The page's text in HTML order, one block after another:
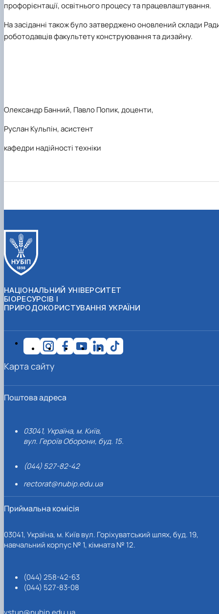
профорієнтації, освітнього процесу та працевлаштування.
На засіданні також було затверджено оновлений склади
роботодавців факультетуконструювання та дизайну.
Олександр Банний, Павло Попик, доценти,
Руслан Кульпін, асистент
кафедри надійності техніки
НАЦІОНАЛЬНИЙ УНІВЕРСИТЕТ
БІОРЕСУРСІВ І
ПРИРОДОКОРИСТУВАННЯ УКРАЇНИ
Поштова адреса
03041, Україна, м. Київ,
вул. Героїв Оборони, буд. 15.
(044) 527-82-42
rectorat@nubip.edu.ua
Приймальна комісія
03041, Україна, м. Київ вул. Горіхуватський шлях, буд. 19,
навчальний корпус № 1, кімната № 12.
(044) 258-42-63
(044) 527-83-08
Карта сайту